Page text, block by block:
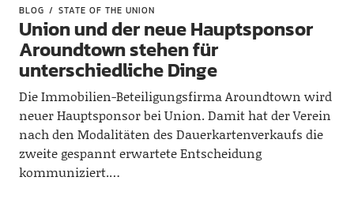
BLOG STATE OF THE UNION
Union und der neue Hauptsponsor
Aroundtown stehen für
unterschiedliche Dinge
Die Immobilien-Beteiligungsfirma Aroundtown wird
neuer Hauptsponsor bei Union. Damit hat der Verein
nach den Modalitäten des Dauerkartenverkaufs die
zweite gespannt erwartete Entscheidung
kommuniziert.…